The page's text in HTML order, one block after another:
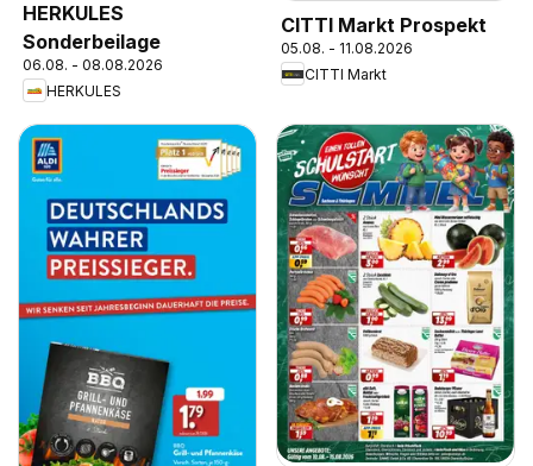
HERKULES
Sonderbeilage
06.08. - 08.08.2026
HERKULES
CITTI Markt Prospekt
05.08. - 11.08.2026
CITTI Markt